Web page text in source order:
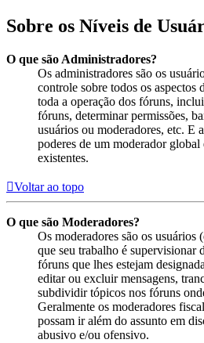
Sobre os Níveis de
O que são Administradores?
Os administradores são os
controle sobre todos os
toda a operação dos fóruns,
fóruns, determinar permissões,
usuários ou moderadores, etc. E
poderes de um moderador global
existentes.
Voltar ao topo
O que são Moderadores?
Os moderadores são os usuários
que seu trabalho é supervisionar
fóruns que lhes estejam
editar ou excluir mensagens,
subdividir tópicos nos fóruns
Geralmente os moderadores
possam ir além do assunto em
abusivo e/ou ofensivo.